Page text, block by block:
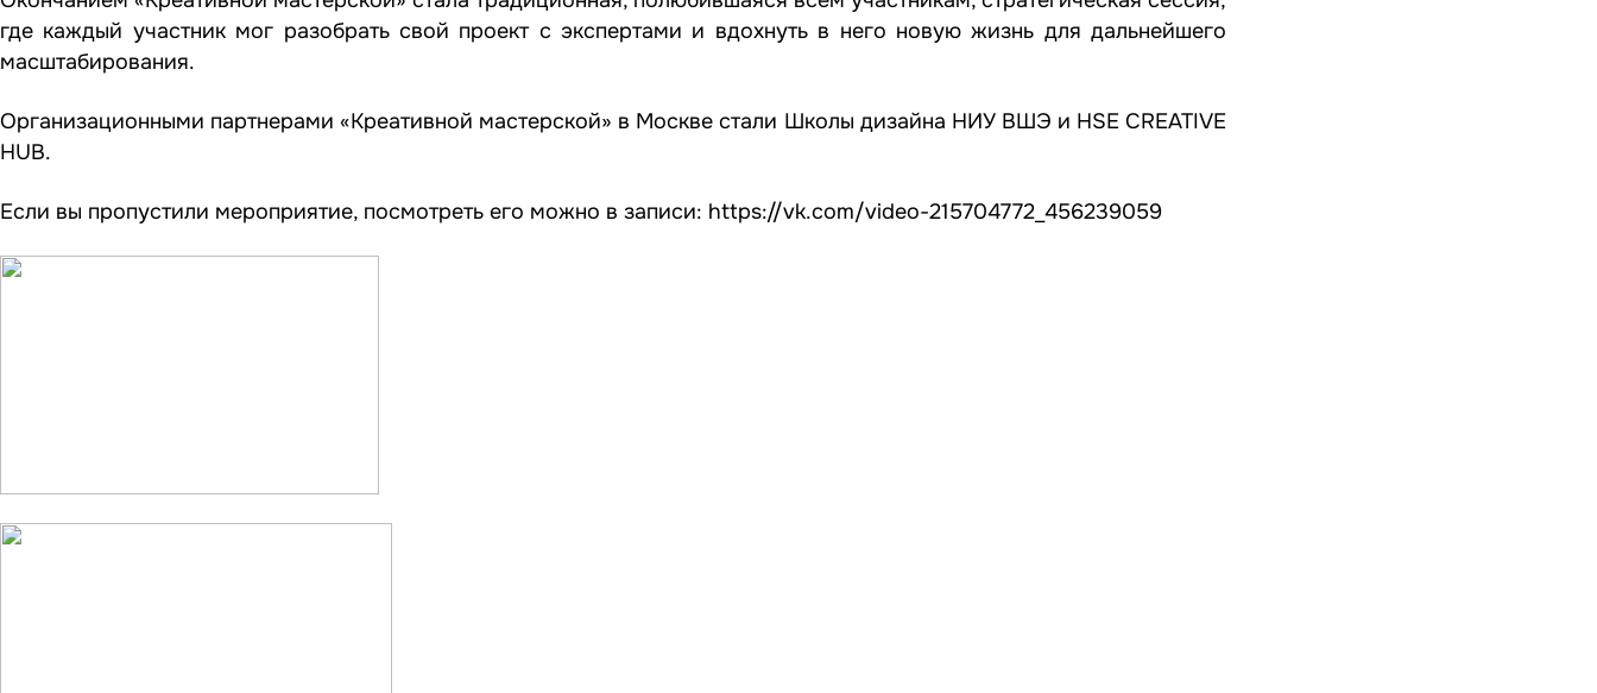
где каждый участник мог разобрать свой проект с экспертами и вдохнуть в него новую жизнь для дальнейшего
масштабирования.
Организационными партнерами «Креативной мастерской» в Москве стали Школы дизайна НИУ ВШЭ и HSE CREATIVE
HUB.
Если вы пропустили мероприятие, посмотреть его можно в записи: https://vk.com/video-215704772_456239059